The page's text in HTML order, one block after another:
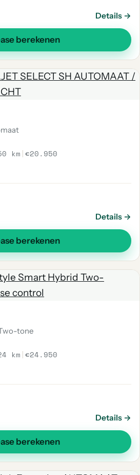
Details →
berekenen
km |€20.950
Details →
berekenen
tone
km |€24.950
Details →
berekenen